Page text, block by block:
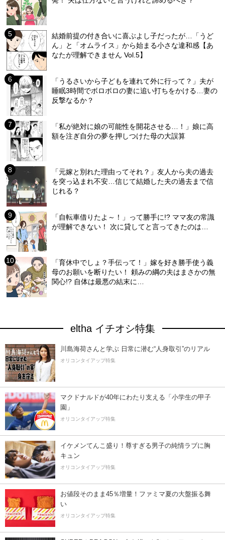
結婚前提の付き合いに喜ぶよし子だったが…「うど
ん」と「オムライス」から始まる小さな違和感【あ
なたが理解できません Vol.5】
「うるさいから子どもを連れて外に行って？」夫が
睡眠3時間でボロボロの妻に追い打ちをかける…妻の
反撃なるか？
「私が絶対に娘の可能性を開花させる…！」娘に高
額を注ぎ自分の夢を押しつけた母の大誤算
「元嫁と別れた理由ってそれ？」友人から夫の過去
を突っ込まれ不安…信じて結婚した夫の過去まで信
じれる？
「自転車借りたよ～！」って勝手に!? ママ友の常識
が理解できない！ 次に貸してと言ってきたのは…
「育休中でしょ？手伝って！」嫁を好き勝手使う義
母のお願いを断りたい！ 頼みの綱の夫はまさかの無
関心!? 自体は最悪の結末に…
eltha イチオシ特集
川島海荷さんと学ぶ 日常に潜む“人身取引”のリアル
オリコンタイアップ特集
マクドナルドが40年にわたり支える「小学生の甲子
園」
オリコンタイアップ特集
イケメンてんこ盛り！尊すぎる男子の純情ラブに胸
キュン
オリコンタイアップ特集
お値段そのまま45％増量！ファミマ夏の大盤振る舞
い
オリコンタイアップ特集